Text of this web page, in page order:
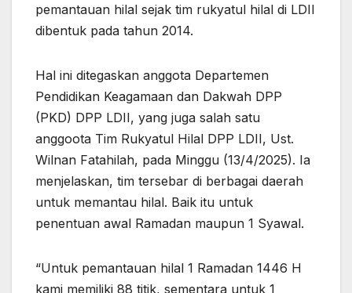
pemantauan hilal sejak tim rukyatul hilal di LDII
dibentuk pada tahun 2014.
Hal ini ditegaskan anggota Departemen
Pendidikan Keagamaan dan Dakwah DPP
(PKD) DPP LDII, yang juga salah satu
anggoota Tim Rukyatul Hilal DPP LDII, Ust.
Wilnan Fatahilah, pada Minggu (13/4/2025). Ia
menjelaskan, tim tersebar di berbagai daerah
untuk memantau hilal. Baik itu untuk
penentuan awal Ramadan maupun 1 Syawal.
“Untuk pemantauan hilal 1 Ramadan 1446 H
kami memiliki 88 titik, sementara untuk 1